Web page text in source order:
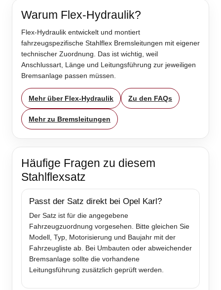
Warum Flex-Hydraulik?
Flex-Hydraulik entwickelt und montiert
fahrzeugspezifische Stahlflex Bremsleitungen mit eigener
technischer Zuordnung. Das ist wichtig, weil
Anschlussart, Länge und Leitungsführung zur jeweiligen
Bremsanlage passen müssen.
Mehr über Flex-Hydraulik Zu den FAQs
Mehr zu Bremsleitungen
Häufige Fragen zu diesem
Stahlflexsatz
Passt der Satz direkt bei Opel Karl?
Der Satz ist für die angegebene
Fahrzeugzuordnung vorgesehen. Bitte gleichen Sie
Modell, Typ, Motorisierung und Baujahr mit der
Fahrzeugliste ab. Bei Umbauten oder abweichender
Bremsanlage sollte die vorhandene
Leitungsführung zusätzlich geprüft werden.